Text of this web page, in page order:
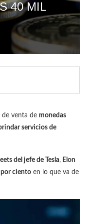
40 MIL
de venta de monedas
servicios de
del jefe de Tesla, Elon
ciento en lo que va de